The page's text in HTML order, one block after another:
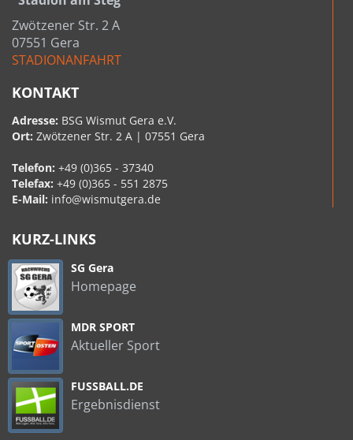
Zwötzener Str. 2 A
07551 Gera
STADIONANFAHRT
KONTAKT
Adresse: BSG Wismut Gera e.V.
Ort: Zwötzener Str. 2 A | 07551 Gera
Telefon: +49 (0)365 - 37340
Telefax: +49 (0)365 - 551 2875
E-Mail: info@wismutgera.de
KURZ-LINKS
SG Gera
Homepage
MDR SPORT
Aktueller Sport
FUSSBALL.DE
Ergebnisdienst